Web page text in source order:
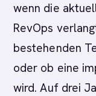
wenn die
RevOps
bestehenden
oder ob eine
wird. Auf drei